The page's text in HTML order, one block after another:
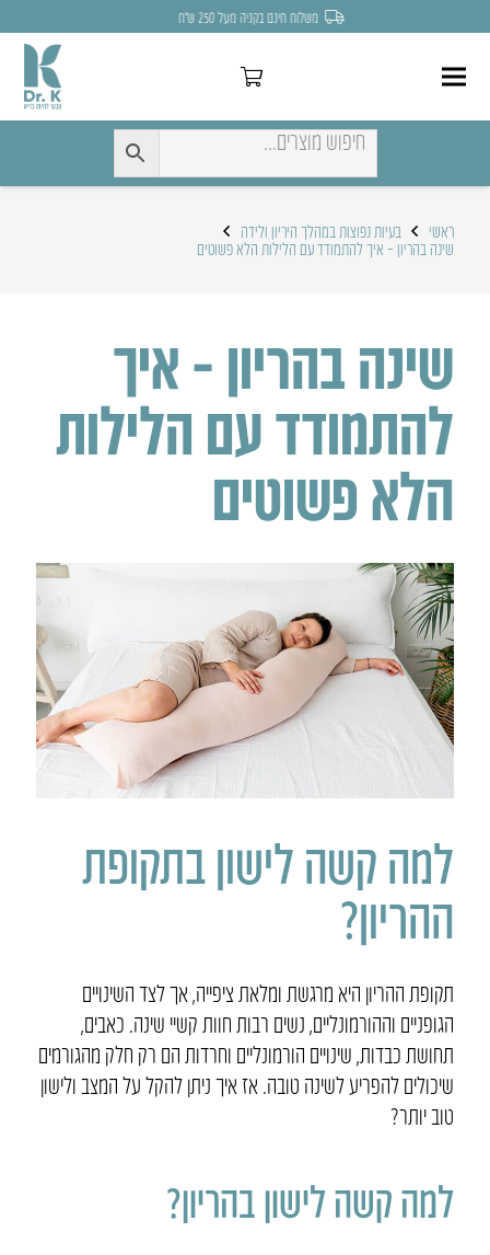
לחצו כאן להנחה של 7% לקניה הראשונה
ראשי
בעיות נפוצות במהלך היריון ולידה
שינה בהריון – איך להתמודד עם הלילות הלא פשוטים
שינה בהריון – איך
להתמודד עם הלילות
הלא פשוטים
למה קשה לישון בתקופת
ההריון?
תקופת ההריון היא מרגשת ומלאת ציפייה, אך לצד השינויים
הגופניים וההורמונליים, נשים רבות חוות קשיי שינה. כאבים,
תחושת כבדות, שינויים הורמונליים וחרדות הם רק חלק מהגורמים
שיכולים להפריע לשינה טובה. אז איך ניתן להקל על המצב ולישון
טוב יותר?
למה קשה לישון בהריון?